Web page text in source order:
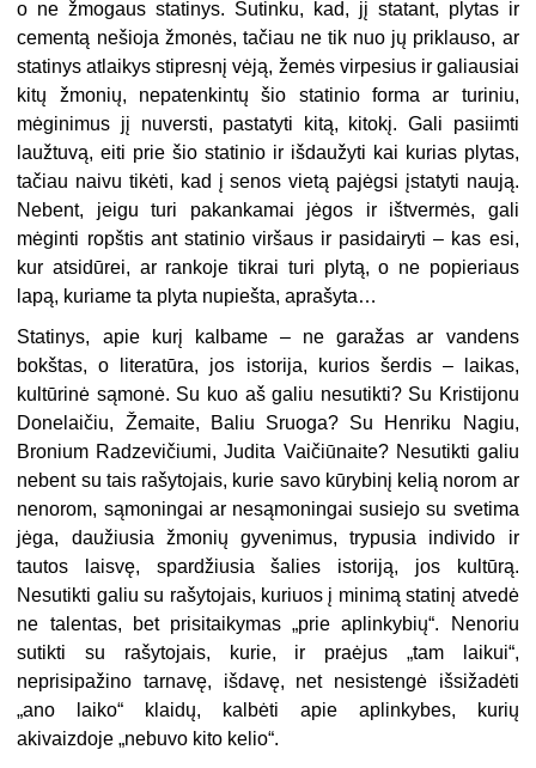
o ne žmogaus statinys. Sutinku, kad, jį statant, plytas ir
cementą nešioja žmonės, tačiau ne tik nuo jų priklauso, ar
statinys atlaikys stipresnį vėją, žemės virpesius ir galiausiai
kitų žmonių, nepatenkintų šio statinio forma ar turiniu,
mėginimus jį nuversti, pastatyti kitą, kitokį. Gali pasiimti
laužtuvą, eiti prie šio statinio ir išdaužyti kai kurias plytas,
tačiau naivu tikėti, kad į senos vietą pajėgsi įstatyti naują.
Nebent, jeigu turi pakankamai jėgos ir ištvermės, gali
mėginti ropštis ant statinio viršaus ir pasidairyti – kas esi,
kur atsidūrei, ar rankoje tikrai turi plytą, o ne popieriaus
lapą, kuriame ta plyta nupiešta, aprašyta…
Statinys, apie kurį kalbame – ne garažas ar vandens
bokštas, o literatūra, jos istorija, kurios šerdis – laikas,
kultūrinė sąmonė. Su kuo aš galiu nesutikti? Su Kristijonu
Donelaičiu, Žemaite, Baliu Sruoga? Su Henriku Nagiu,
Bronium Radzevičiumi, Judita Vaičiūnaite? Nesutikti galiu
nebent su tais rašytojais, kurie savo kūrybinį kelią norom ar
nenorom, sąmoningai ar nesąmoningai susiejo su svetima
jėga, daužiusia žmonių gyvenimus, trypusia individo ir
tautos laisvę, spardžiusia šalies istoriją, jos kultūrą.
Nesutikti galiu su rašytojais, kuriuos į minimą statinį atvedė
ne talentas, bet prisitaikymas „prie aplinkybių“. Nenoriu
sutikti su rašytojais, kurie, ir praėjus „tam laikui“,
neprisipažino tarnavę, išdavę, net nesistengė išsižadėti
„ano laiko“ klaidų, kalbėti apie aplinkybes, kurių
akivaizdoje „nebuvo kito kelio“.